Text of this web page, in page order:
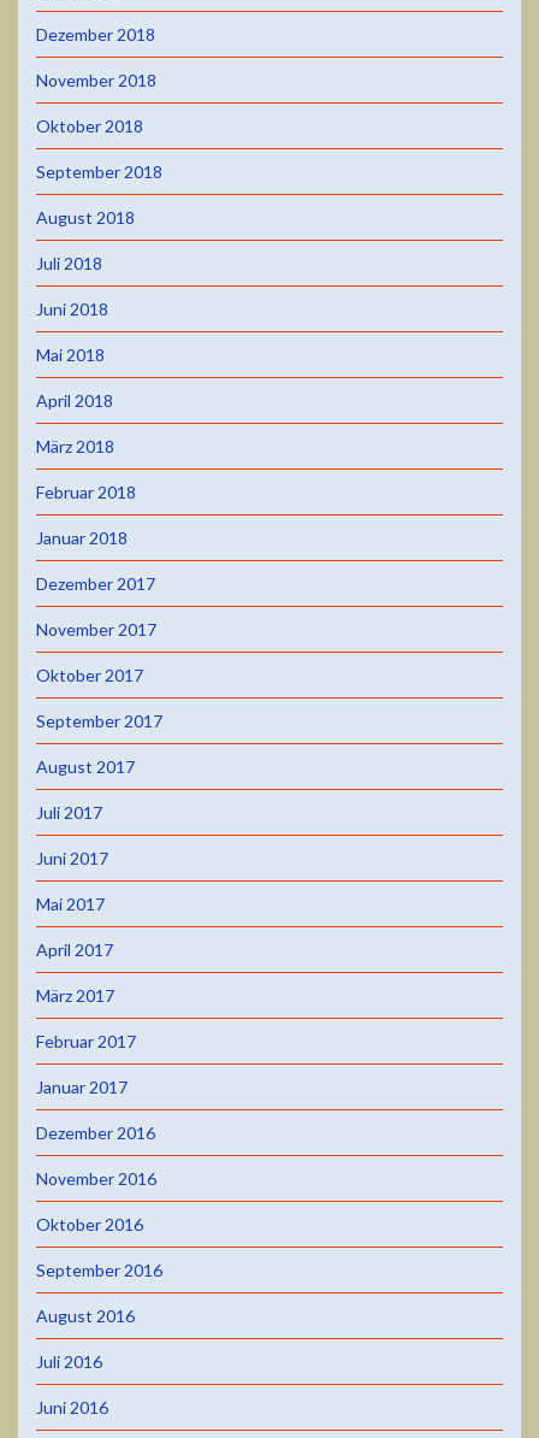
Dezember 2018
November 2018
Oktober 2018
September 2018
August 2018
Juli 2018
Juni 2018
Mai 2018
April 2018
März 2018
Februar 2018
Januar 2018
Dezember 2017
November 2017
Oktober 2017
September 2017
August 2017
Juli 2017
Juni 2017
Mai 2017
April 2017
März 2017
Februar 2017
Januar 2017
Dezember 2016
November 2016
Oktober 2016
September 2016
August 2016
Juli 2016
Juni 2016